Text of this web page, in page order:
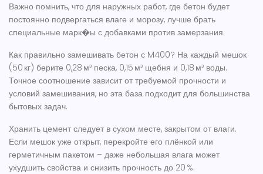
Важно помнить, что для наружных работ, где бетон будет
постоянно подвергаться влаге и морозу, лучше брать
специальные марк�ы с добавками против замерзания.
Как правильно замешивать бетон с M400? На каждый мешок
(50 кг) берите 0,28 м³ песка, 0,15 м³ щебня и 0,18 м³ воды.
Точное соотношение зависит от требуемой прочности и
условий замешивания, но эта база подходит для большинства
бытовых задач.
Хранить цемент следует в сухом месте, закрытом от влаги.
Если мешок уже открыт, перекройте его плёнкой или
герметичным пакетом – даже небольшая влага может
ухудшить свойства и снизить прочность до 20 %.